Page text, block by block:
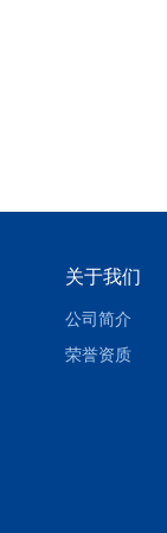
关于我们
公司简介
荣誉资质